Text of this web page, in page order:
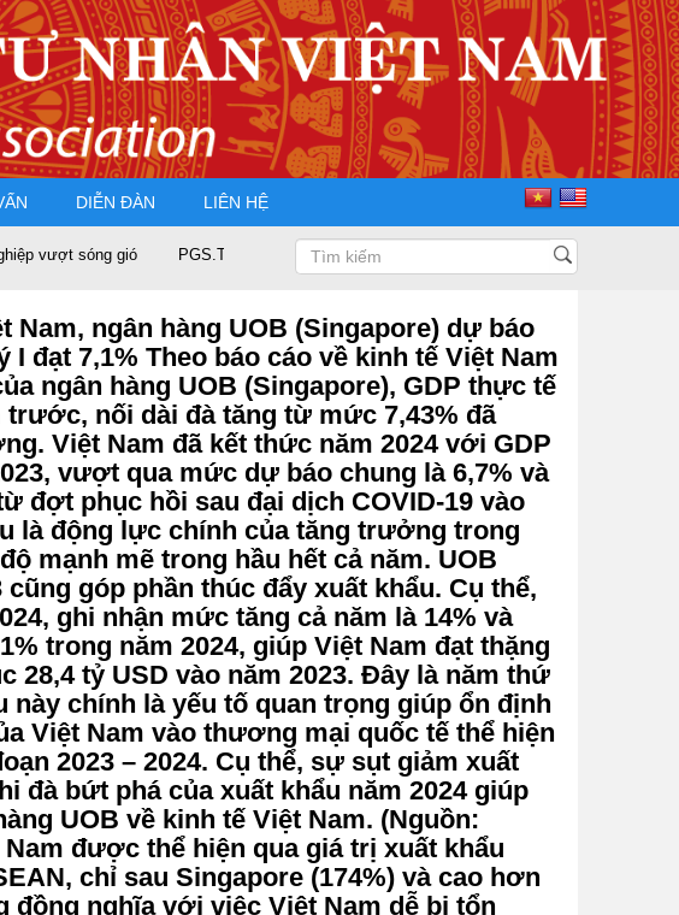
DIỄN ĐÀN LIÊN HỆ
gió PGS.TS Nguyễn Trọng Điều tái đắc cử Chủ tịch Hội Doanh nhân Tư nhân Việt
ngân hàng UOB (Singapore) dự báo
đạt 7,1% Theo báo cáo về kinh tế Việt Nam
ngân hàng UOB (Singapore), GDP thực tế
trước, nối dài đà tăng từ mức 7,43% đã
Việt Nam đã kết thức năm 2024 với GDP
vượt qua mức dự báo chung là 6,7% và
đợt phục hồi sau đại dịch COVID-19 vào
là động lực chính của tăng trưởng trong
mạnh mẽ trong hầu hết cả năm. UOB
góp phần thúc đẩy xuất khẩu. Cụ thể,
ghi nhận mức tăng cả năm là 14% và
trong năm 2024, giúp Việt Nam đạt thặng
tỷ USD vào năm 2023. Đây là năm thứ
chính là yếu tố quan trọng giúp ổn định
Việt Nam vào thương mại quốc tế thể hiện
2023 – 2024. Cụ thể, sự sụt giảm xuất
đà bứt phá của xuất khẩu năm 2024 giúp
UOB về kinh tế Việt Nam. (Nguồn:
được thể hiện qua giá trị xuất khẩu
chỉ sau Singapore (174%) và cao hơn
đồng nghĩa với việc Việt Nam dễ bị tổn